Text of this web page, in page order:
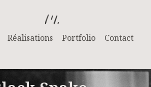
Réalisations Portfolio Contact